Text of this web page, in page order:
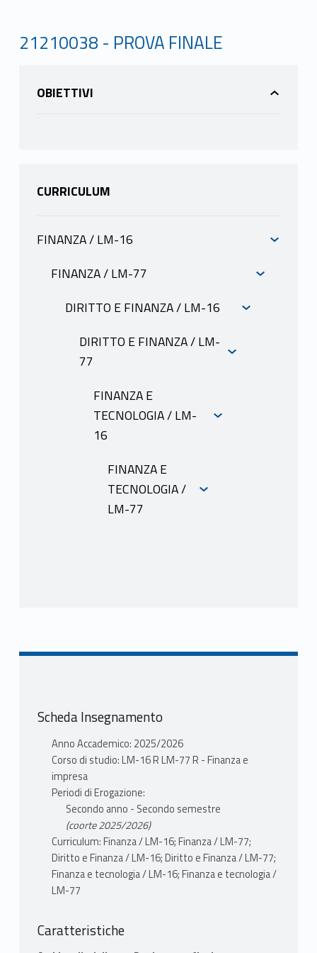
21210038 - PROVA FINALE
OBIETTIVI
CURRICULUM
FINANZA / LM-16
INFORMAZIONI
FINANZA / LM-77
INFORMAZIONI
DIRITTO E FINANZA / LM-16
INFORMAZIONI
DIRITTO E FINANZA / LM-
77
INFORMAZIONI
FINANZA E
TECNOLOGIA / LM-
16
INFORMAZIONI
FINANZA E
TECNOLOGIA /
LM-77
Scheda Insegnamento
Anno Accademico: 2025/2026
Corso di studio: LM-16 R LM-77 R - Finanza e
impresa
Periodi di Erogazione:
Secondo anno - Secondo semestre
(coorte 2025/2026)
Curriculum: Finanza / LM-16; Finanza / LM-77;
Diritto e Finanza / LM-16; Diritto e Finanza / LM-77;
Finanza e tecnologia / LM-16; Finanza e tecnologia /
LM-77
Caratteristiche